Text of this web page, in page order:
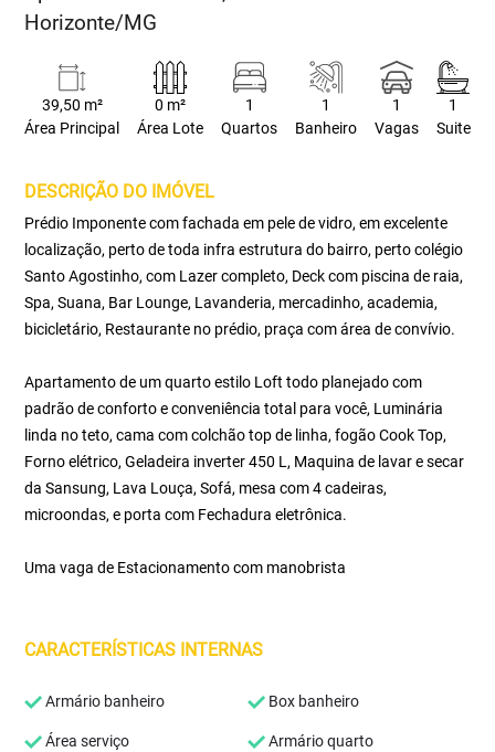
Horizonte/MG
39,50 m²
Área Principal
0 m²
Área Lote
1
Quartos
1
Banheiro
1
Vagas
1
Suite
DESCRIÇÃO DO IMÓVEL
Prédio Imponente com fachada em pele de vidro, em excelente
localização, perto de toda infra estrutura do bairro, perto colégio
Santo Agostinho, com Lazer completo, Deck com piscina de raia,
Spa, Suana, Bar Lounge, Lavanderia, mercadinho, academia,
bicicletário, Restaurante no prédio, praça com área de convívio.
Apartamento de um quarto estilo Loft todo planejado com
padrão de conforto e conveniência total para você, Luminária
linda no teto, cama com colchão top de linha, fogão Cook Top,
Forno elétrico, Geladeira inverter 450 L, Maquina de lavar e secar
da Sansung, Lava Louça, Sofá, mesa com 4 cadeiras,
microondas, e porta com Fechadura eletrônica.
Uma vaga de Estacionamento com manobrista
CARACTERÍSTICAS INTERNAS
Armário banheiro Box banheiro
Área serviço Armário quarto